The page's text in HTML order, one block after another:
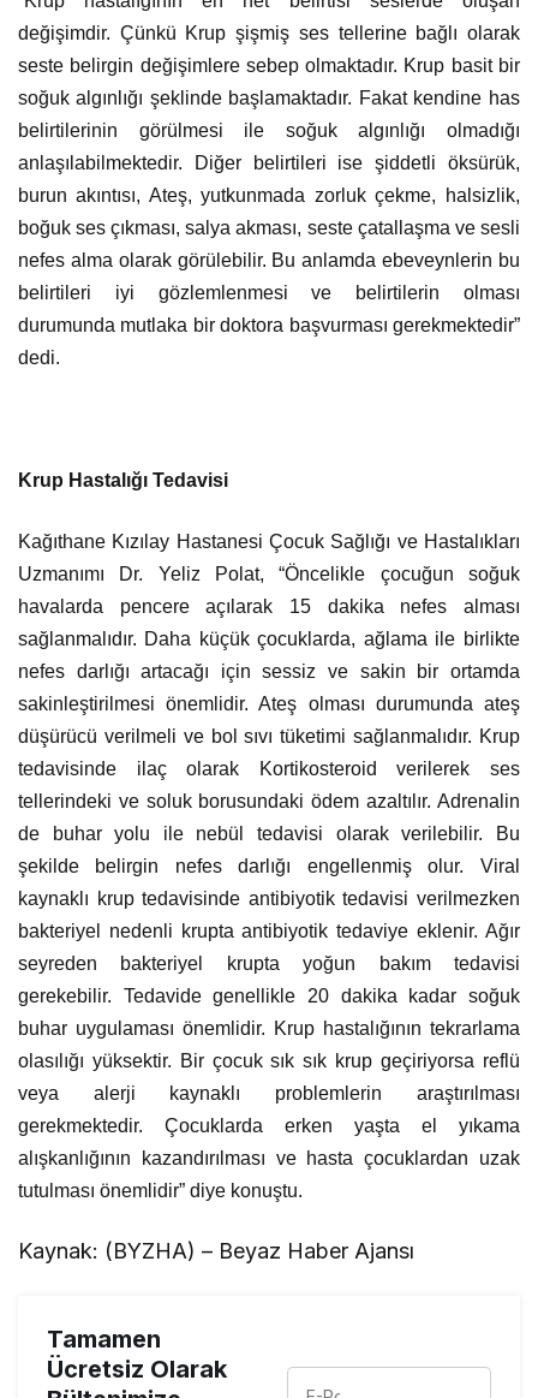
değişimdir. Çünkü Krup şişmiş ses tellerine bağlı olarak
seste belirgin değişimlere sebep olmaktadır. Krup basit bir
soğuk algınlığı şeklinde başlamaktadır. Fakat kendine has
belirtilerinin görülmesi ile soğuk algınlığı olmadığı
anlaşılabilmektedir. Diğer belirtileri ise şiddetli öksürük,
burun akıntısı, Ateş, yutkunmada zorluk çekme, halsizlik,
boğuk ses çıkması, salya akması, seste çatallaşma ve sesli
nefes alma olarak görülebilir. Bu anlamda ebeveynlerin bu
belirtileri iyi gözlemlenmesi ve belirtilerin olması
durumunda mutlaka bir doktora başvurması gerekmektedir”
dedi.
Krup Hastalığı Tedavisi
Kağıthane Kızılay Hastanesi Çocuk Sağlığı ve Hastalıkları
Uzmanımı Dr. Yeliz Polat, “Öncelikle çocuğun soğuk
havalarda pencere açılarak 15 dakika nefes alması
sağlanmalıdır. Daha küçük çocuklarda, ağlama ile birlikte
nefes darlığı artacağı için sessiz ve sakin bir ortamda
sakinleştirilmesi önemlidir. Ateş olması durumunda ateş
düşürücü verilmeli ve bol sıvı tüketimi sağlanmalıdır. Krup
tedavisinde ilaç olarak Kortikosteroid verilerek ses
tellerindeki ve soluk borusundaki ödem azaltılır. Adrenalin
de buhar yolu ile nebül tedavisi olarak verilebilir. Bu
şekilde belirgin nefes darlığı engellenmiş olur. Viral
kaynaklı krup tedavisinde antibiyotik tedavisi verilmezken
bakteriyel nedenli krupta antibiyotik tedaviye eklenir. Ağır
seyreden bakteriyel krupta yoğun bakım tedavisi
gerekebilir. Tedavide genellikle 20 dakika kadar soğuk
buhar uygulaması önemlidir. Krup hastalığının tekrarlama
olasılığı yüksektir. Bir çocuk sık sık krup geçiriyorsa reflü
veya alerji kaynaklı problemlerin araştırılması
gerekmektedir. Çocuklarda erken yaşta el yıkama
alışkanlığının kazandırılması ve hasta çocuklardan uzak
tutulması önemlidir” diye konuştu.
Kaynak: (BYZHA) – Beyaz Haber Ajansı
Tamamen
Ücretsiz Olarak